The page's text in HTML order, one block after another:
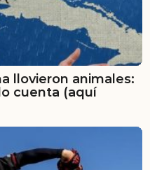
llovieron animales:
cuenta (aquí